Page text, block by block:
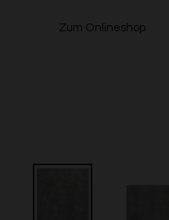
Zum Onlineshop